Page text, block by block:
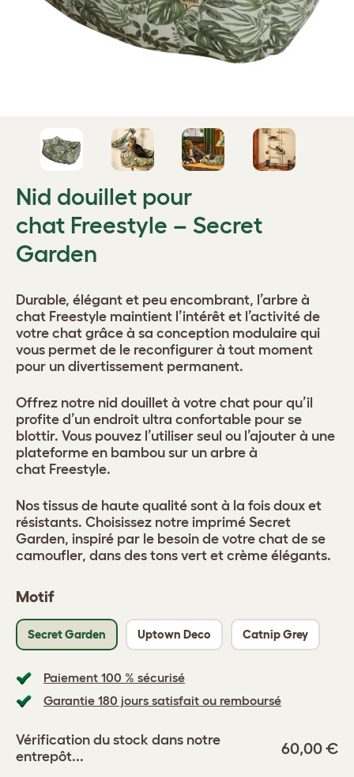
Nid douillet pour
chat Freestyle – Secret
Garden
Motif
Secret Garden Uptown Deco Catnip Grey
Paiement 100 % sécurisé
Garantie 180 jours satisfait ou remboursé
Vérification du stock dans notre
entrepôt...
60,00 €
Durable, élégant et peu encombrant, l’arbre à
chat Freestyle maintient l’intérêt et l’activité de
votre chat grâce à sa conception modulaire qui
vous permet de le reconfigurer à tout moment
pour un divertissement permanent.
Offrez notre nid douillet à votre chat pour qu’il
profite d’un endroit ultra confortable pour se
blottir. Vous pouvez l’utiliser seul ou l’ajouter à une
plateforme en bambou sur un arbre à
chat Freestyle.
Nos tissus de haute qualité sont à la fois doux et
résistants. Choisissez notre imprimé Secret
Garden, inspiré par le besoin de votre chat de se
camoufler, dans des tons vert et crème élégants.